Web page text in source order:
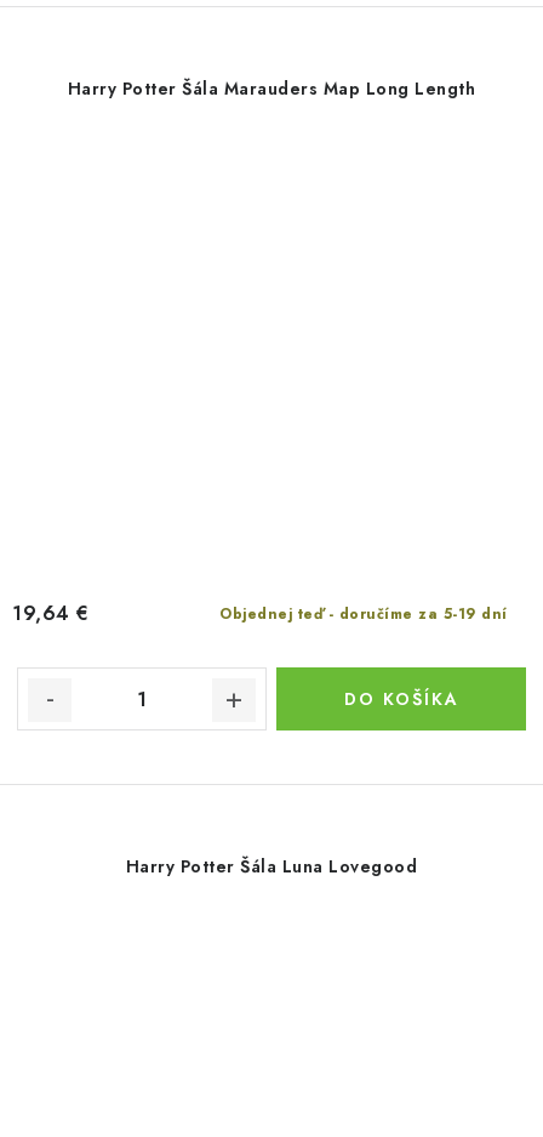
Harry Potter Šála Marauders Map Long Length
Objednej teď - doručíme za 5-19 dní
19,64 €
DO KOŠÍKA
Harry Potter Šála Luna Lovegood